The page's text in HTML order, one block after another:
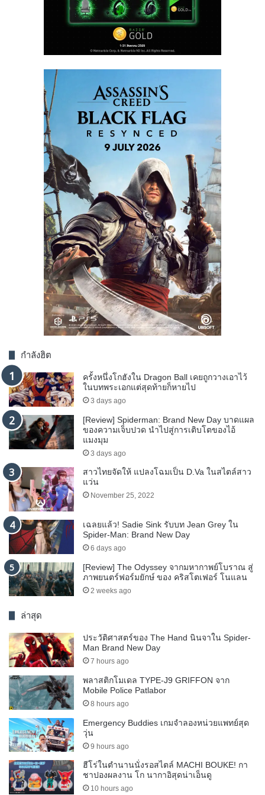
กำลังฮิต
ครั้งหนึ่งโกฮังใน Dragon Ball เคยถูกวางเอาไว้
ในบทพระเอกแต่สุดท้ายก็หายไป
3 days ago
[Review] Spiderman: Brand New Day บาดแผล
ของความเจ็บปวด นำไปสู่การเติบโตของไอ้
แมงมุม
3 days ago
สาวไทยจัดให้ แปลงโฉมเป็น D.Va ในสไตล์สาว
แว่น
November 25, 2022
เฉลยแล้ว! Sadie Sink รับบท Jean Grey ใน
Spider-Man: Brand New Day
6 days ago
[Review] The Odyssey จากมหากาพย์โบราณ สู่
ภาพยนตร์ฟอร์มยักษ์ ของ คริสโตเฟอร์ โนแลน
2 weeks ago
ล่าสุด
ประวัติศาสตร์ของ The Hand นินจาใน Spider-
Man Brand New Day
7 hours ago
พลาสติกโมเดล TYPE-J9 GRIFFON จาก
Mobile Police Patlabor
8 hours ago
Emergency Buddies เกมจำลองหน่วยแพทย์สุด
วุ่น
9 hours ago
ฮีโร่ในตำนานนั่งรอสไตล์ MACHI BOUKE! กา
ชาปองผลงาน โก นากาอิสุดน่าเอ็นดู
10 hours ago